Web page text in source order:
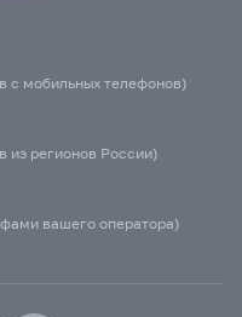
с мобильных телефонов)
из регионов России)
вашего оператора)